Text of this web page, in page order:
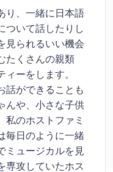
り、一緒に日本語
ついて話したりし
見られるいい機会
たくさんの親類
ーをします。
話ができることも
んや、小さな子供
私のホストファミ
毎日のように一緒
ミュージカルを見
専攻していたホス